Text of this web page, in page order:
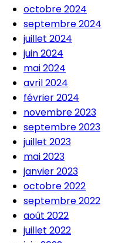
octobre 2024
septembre 2024
juillet 2024
juin 2024
mai 2024
avril 2024
février 2024
novembre 2023
septembre 2023
juillet 2023
mai 2023
janvier 2023
octobre 2022
septembre 2022
août 2022
juillet 2022